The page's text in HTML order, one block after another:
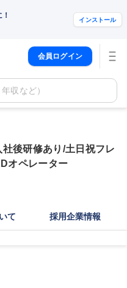
インストール
会員ログイン
収など）
社後研修あり/土日祝フレ
オペレーター
て 採用企業情報